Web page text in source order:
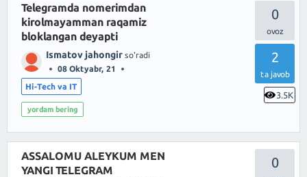
0
2
ta javob
3.5K
Telegramda nomerimdan
kirolmayamman raqamiz
bloklangan deyapti
Ismatov jahongir so'radi
08 Oktyabr, 21
Hi-Tech va IT
yordam bering
0
ASSALOMU ALEYKUM MEN
YANGI TELEGRAM